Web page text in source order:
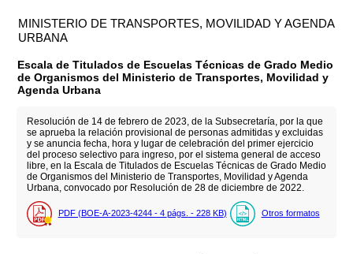
MINISTERIO DE TRANSPORTES, MOVILIDAD Y AGENDA
URBANA
Escala de Titulados de Escuelas Técnicas de Grado Medio
de Organismos del Ministerio de Transportes, Movilidad y
Agenda Urbana
Resolución de 14 de febrero de 2023, de la Subsecretaría, por la que
se aprueba la relación provisional de personas admitidas y excluidas
y se anuncia fecha, hora y lugar de celebración del primer ejercicio
del proceso selectivo para ingreso, por el sistema general de acceso
libre, en la Escala de Titulados de Escuelas Técnicas de Grado Medio
de Organismos del Ministerio de Transportes, Movilidad y Agenda
Urbana, convocado por Resolución de 28 de diciembre de 2022.
PDF (BOE-A-2023-4244 - 4 págs. - 228 KB) Otros formatos